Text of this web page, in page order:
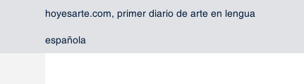
hoyesarte.com, primer diario de arte en lengua
española